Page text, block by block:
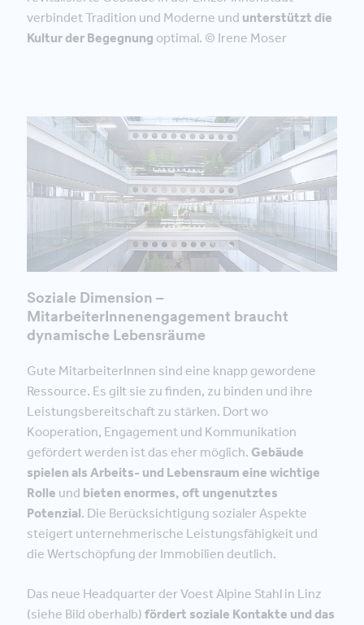
verbindet Tradition und Moderne und unterstützt die
Kultur der Begegnung optimal. © Irene Moser
Soziale Dimension –
MitarbeiterInnenengagement braucht
dynamische Lebensräume
Gute MitarbeiterInnen sind eine knapp gewordene
Ressource. Es gilt sie zu finden, zu binden und ihre
Leistungsbereitschaft zu stärken. Dort wo
Kooperation, Engagement und Kommunikation
gefördert werden ist das eher möglich. Gebäude
spielen als Arbeits- und Lebensraum eine wichtige
Rolle und bieten enormes, oft ungenutztes
Potenzial. Die Berücksichtigung sozialer Aspekte
steigert unternehmerische Leistungsfähigkeit und
die Wertschöpfung der Immobilien deutlich.
Das neue Headquarter der Voest Alpine Stahl in Linz
(siehe Bild oberhalb) fördert soziale Kontakte und das